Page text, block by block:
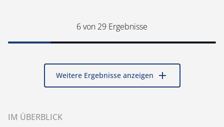
6von 29 Ergebnisse
Weitere Ergebnisse anzeigen add
IM ÜBERBLICK